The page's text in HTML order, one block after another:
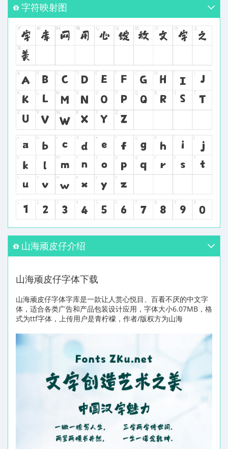
字符映射图
山海顽皮仔介绍
山海顽皮仔字体下载
山海顽皮仔字体字库是一款让人赏心悦目、百看不厌的中文字
体，适合各类广告和产品包装设计应用，字体大小6.07MB，格
式为ttf字体，上传用户是青柠檬，作者/版权方为山海